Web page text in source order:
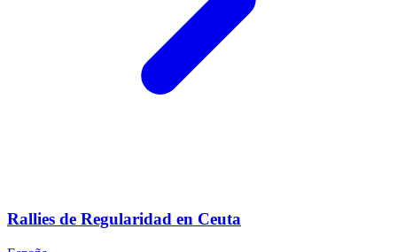
Rallies de Regularidad en Ceuta